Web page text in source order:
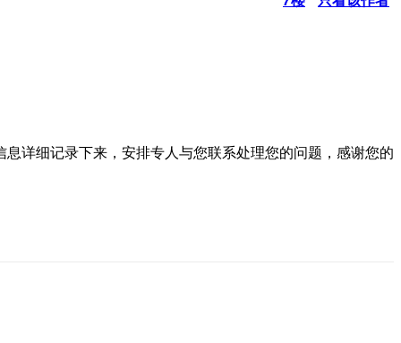
详细记录下来，安排专人与您联系处理您的问题，感谢您的